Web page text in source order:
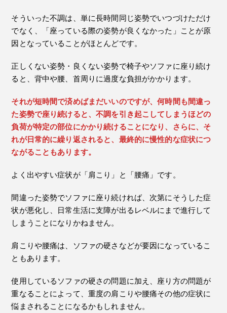
そういった不調は、単に長時間同じ姿勢でいつづけただけ
でなく、「座っている際の姿勢が良くなかった」ことが原
因となっていることがほとんどです。
正しくない姿勢・良くない姿勢で椅子やソファに座り続け
ると、背中や腰、首周りに過度な負担がかかります。
それが短時間で済めばまだいいのですが、何時間も間違っ
た姿勢で座り続けると、不調を引き起こしてしまうほどの
負荷が特定の部位にかかり続けることになり、さらに、そ
れが日常的に繰り返されると、最終的に慢性的な症状につ
ながることもあります。
よく出やすい症状が「肩こり」と「腰痛」です。
間違った姿勢でソファに座り続ければ、次第にそうした症
状が悪化し、日常生活に支障が出るレベルにまで進行して
しまうことになりかねません。
肩こりや腰痛は、ソファの硬さなどが要因になっているこ
ともあります。
使用しているソファの硬さの問題に加え、座り方の問題が
重なることによって、重度の肩こりや腰痛その他の症状に
悩まされることになるかもしれません。